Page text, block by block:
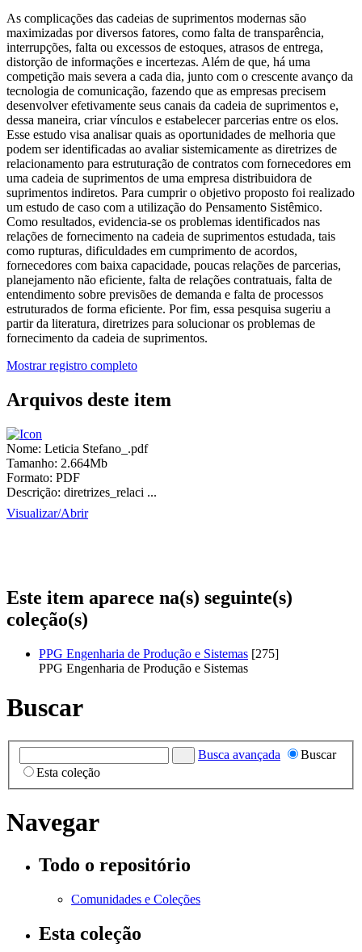
As complicações das cadeias de suprimentos modernas são
maximizadas por diversos fatores, como falta de transparência,
interrupções, falta ou excessos de estoques, atrasos de entrega,
distorção de informações e incertezas. Além de que, há uma
competição mais severa a cada dia, junto com o crescente avanço da
tecnologia de comunicação, fazendo que as empresas precisem
desenvolver efetivamente seus canais da cadeia de suprimentos e,
dessa maneira, criar vínculos e estabelecer parcerias entre os elos.
Esse estudo visa analisar quais as oportunidades de melhoria que
podem ser identificadas ao avaliar sistemicamente as diretrizes de
relacionamento para estruturação de contratos com fornecedores em
uma cadeia de suprimentos de uma empresa distribuidora de
suprimentos indiretos. Para cumprir o objetivo proposto foi realizado
um estudo de caso com a utilização do Pensamento Sistêmico.
Como resultados, evidencia-se os problemas identificados nas
relações de fornecimento na cadeia de suprimentos estudada, tais
como rupturas, dificuldades em cumprimento de acordos,
fornecedores com baixa capacidade, poucas relações de parcerias,
planejamento não eficiente, falta de relações contratuais, falta de
entendimento sobre previsões de demanda e falta de processos
estruturados de forma eficiente. Por fim, essa pesquisa sugeriu a
partir da literatura, diretrizes para solucionar os problemas de
fornecimento da cadeia de suprimentos.
Mostrar registro completo
Arquivos deste item
Nome: Leticia Stefano_.pdf
Tamanho: 2.664Mb
Formato: PDF
Descrição: diretrizes_relaci ...
Visualizar/Abrir
Este item aparece na(s) seguinte(s)
coleção(s)
PPG Engenharia de Produção e Sistemas [275]
PPG Engenharia de Produção e Sistemas
Buscar
Busca avançada
Buscar
Esta coleção
Navegar
Todo o repositório
Comunidades e Coleções
Esta coleção